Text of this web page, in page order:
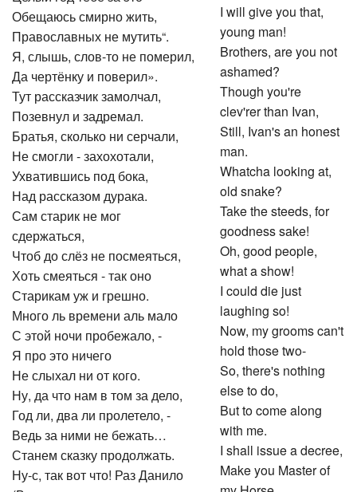
Обещаюсь смирно жить,
Православных не мутить“.
Я, слышь, слов-то не померил,
Да чертёнку и поверил».
Тут рассказчик замолчал,
Позевнул и задремал.
Братья, сколько ни серчали,
Не смогли - захохотали,
Ухватившись под бока,
Над рассказом дурака.
Сам старик не мог
сдержаться,
Чтоб до слёз не посмеяться,
Хоть смеяться - так оно
Старикам уж и грешно.
Много ль времени аль мало
С этой ночи пробежало, -
Я про это ничего
Не слыхал ни от кого.
Ну, да что нам в том за дело,
Год ли, два ли пролетело, -
Ведь за ними не бежать…
Станем сказку продолжать.
Ну-с, так вот что! Раз Данило
I will give you that,
young man!
Brothers, are you not
ashamed?
Though you're
clev'rer than Ivan,
Still, Ivan's an honest
man.
Whatcha looking at,
old snake?
Take the steeds, for
goodness sake!
Oh, good people,
what a show!
I could die just
laughing so!
Now, my grooms can't
hold those two-
So, there's nothing
else to do,
But to come along
with me.
I shall issue a decree,
Make you Master of